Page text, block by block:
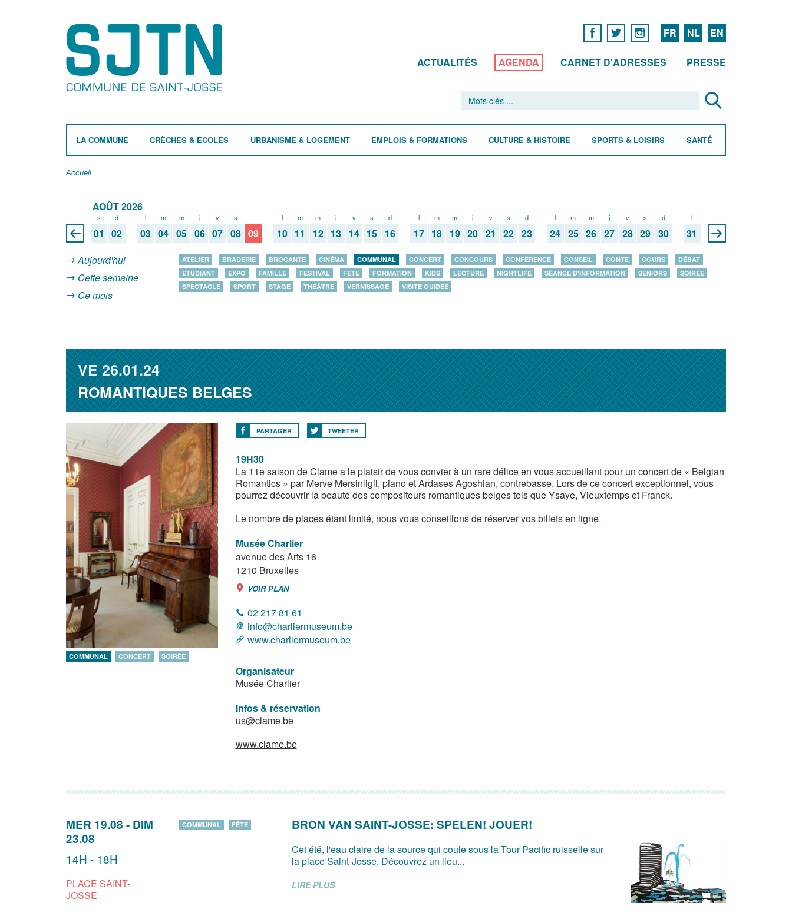
FR NL EN
ACTUALITÉS AGENDA CARNET D'ADRESSES PRESSE
LA COMMUNE CRÈCHES & ECOLES URBANISME & LOGEMENT EMPLOIS & FORMATIONS CULTURE & HISTOIRE SPORTS & LOISIRS SANTÉ
Accueil
AOÛT 2026
s
01
d
02
l
03
m
04
m
05
j
06
v
07
s
08 09
l
10
m
11
m
12
j
13
v
14
s
15
d
16
l
17
m
18
m
19
j
20
v
21
s
22
d
23
l
24
m
25
m
26
j
27
v
28
s
29
d
30
l
31
Aujourd'hui
Cette semaine
Ce mois
ATELIER BRADERIE BROCANTE CINÉMA COMMUNAL CONCERT CONCOURS CONFÉRENCE CONSEIL CONTE COURS
DÉBAT
ETUDIANT
EXPO FAMILLE FESTIVAL FÊTE FORMATION KIDS LECTURE NIGHTLIFE SÉANCE D'INFORMATION SENIORS
SOIRÉE
SPECTACLE
SPORT STAGE THÉÂTRE VERNISSAGE VISITE GUIDÉE
VE26.01.24
ROMANTIQUES BELGES
COMMUNAL CONCERT SOIRÉE
PARTAGER TWEETER
19H30
La 11e saison de Clame a le plaisir de vous convier à un rare délice en vous accueillant pour un concert de « Belgian
Romantics » par Merve Mersinligil, piano et Ardases Agoshian, contrebasse. Lors de ceconcert exceptionnel, vous
pourrez découvrir la beauté des compositeurs romantiques belges tels que Ysaye, Vieuxtemps et Franck.
Le nombre de places étant limité, nous vous conseillons de réserver vos billets en ligne.
Musée Charlier
avenue des Arts 16
1210 Bruxelles
VOIR PLAN
02 217 81 61
info@charliermuseum.be
www.charliermuseum.be
Organisateur
Musée Charlier
Infos & réservation
us@clame.be
www.clame.be
MER 19.08 - DIM
23.08
14H - 18H
PLACE SAINT-
JOSSE
COMMUNAL FÊTE BRON VAN SAINT-JOSSE: SPELEN! JOUER!
Cet été, l'eau claire de la source qui coule sous la Tour Pacific ruisselle sur
la place Saint-Josse. Découvrez un lieu...
LIRE PLUS